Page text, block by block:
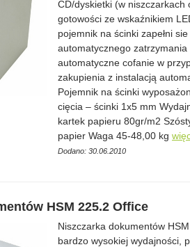
CD/dyskietki (w
gotowości ze wskaźnikiem
pojemnik na ścinki zapełni
automatycznego
automatyczne cofanie w
zakupienia z instalacją
Pojemnik na ścinki
cięcia – ścinki 1x5 mm
kartek papieru 80gr/m2
papier Waga 45-48,00 kg
Dodano: 30.06.2010
HSM 225.2 Office
Niszczarka dokumentów
bardzo wysokiej wydajności,